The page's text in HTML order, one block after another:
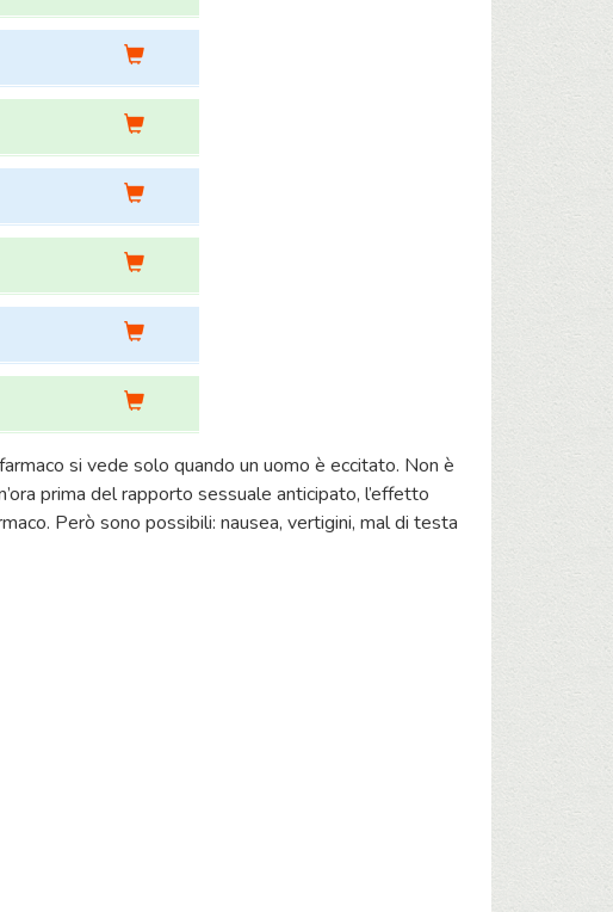
si vede solo quando un uomo è eccitato. Non è
prima del rapporto sessuale anticipato, l’effetto
Però sono possibili: nausea, vertigini, mal di testa